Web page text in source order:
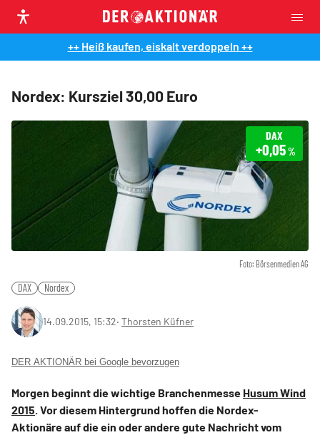
++ Heiß kaufen, eiskalt verdoppeln ++
Nordex: Kursziel 30,00 Euro
Foto: Börsenmedien AG
DAX
+0,05%
DAX Nordex
14.09.2015, 15:32‧ Thorsten Küfner
DER AKTIONÄR bei Google bevorzugen
Morgen beginnt die wichtige Branchenmesse Husum Wind
2015. Vor diesem Hintergrund hoffen die Nordex-
Aktionäre auf die ein oder andere gute Nachricht vom